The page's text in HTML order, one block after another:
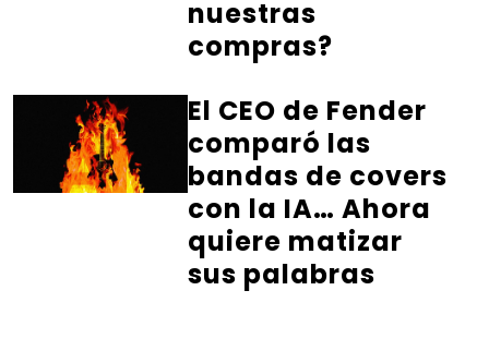
nuestras
compras?
El CEO de Fender
comparó las
bandas de covers
con la IA… Ahora
quiere matizar
sus palabras